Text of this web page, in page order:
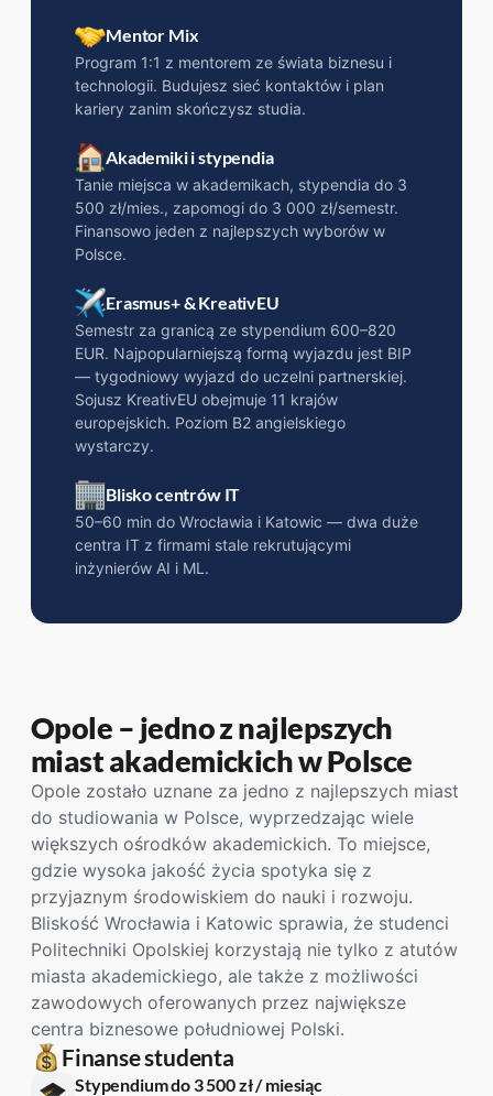
Mentor Mix
Program 1:1 z mentorem ze świata biznesu i
technologii. Budujesz sieć kontaktów i plan
kariery zanim skończysz studia.
Akademiki i stypendia
Tanie miejsca w akademikach, stypendia do 3
500 zł/mies., zapomogi do 3 000 zł/semestr.
Finansowo jeden z najlepszych wyborów w
Polsce.
Erasmus+ & KreativEU
Semestr za granicą ze stypendium 600–820
EUR. Najpopularniejszą formą wyjazdu jest BIP
— tygodniowy wyjazd do uczelni partnerskiej.
Sojusz KreativEU obejmuje 11 krajów
europejskich. Poziom B2 angielskiego
wystarczy.
Blisko centrów IT
50–60 min do Wrocławia i Katowic — dwa duże
centra IT z firmami stale rekrutującymi
inżynierów AI i ML.
Opole – jedno z najlepszych
miast akademickich w Polsce
Opole zostało uznane za jedno z najlepszych miast
do studiowania w Polsce, wyprzedzając wiele
większych ośrodków akademickich. To miejsce,
gdzie wysoka jakość życia spotyka się z
przyjaznym środowiskiem do nauki i rozwoju.
Bliskość Wrocławia i Katowic sprawia, że studenci
Politechniki Opolskiej korzystają nie tylko z atutów
miasta akademickiego, ale także z możliwości
zawodowych oferowanych przez największe
centra biznesowe południowej Polski.
Finanse studenta
Stypendium do 3 500 zł / miesiąc